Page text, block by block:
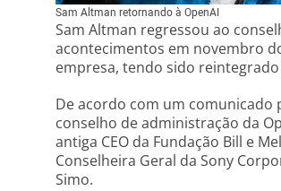
Sam Altman retornando à OpenAI
Sam Altman regressou ao
acontecimentos em novembro
empresa, tendo sido
De acordo com um comunicado
conselho de administração da
antiga CEO da Fundação Bill e
Conselheira Geral da Sony
Simo.